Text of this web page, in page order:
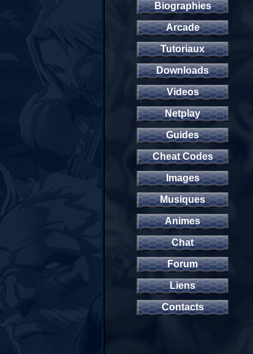
Biographies
Arcade
Tutoriaux
Downloads
Videos
Netplay
Guides
Cheat Codes
Images
Musiques
Animes
Chat
Forum
Liens
Contacts